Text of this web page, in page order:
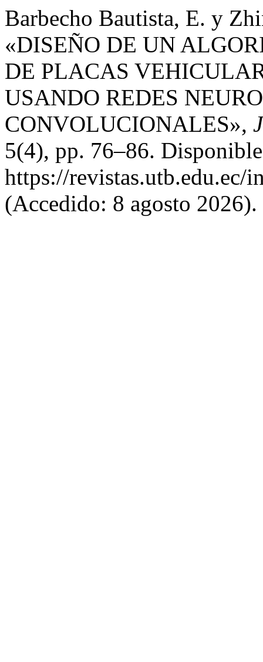
Barbecho Bautista, E. y
«DISEÑO DE UN
DE PLACAS
USANDO REDES
CONVOLUCIONALES»,
5(4), pp. 76–86.
https://revistas.utb.edu.ec/
(Accedido: 8 agosto 2026).